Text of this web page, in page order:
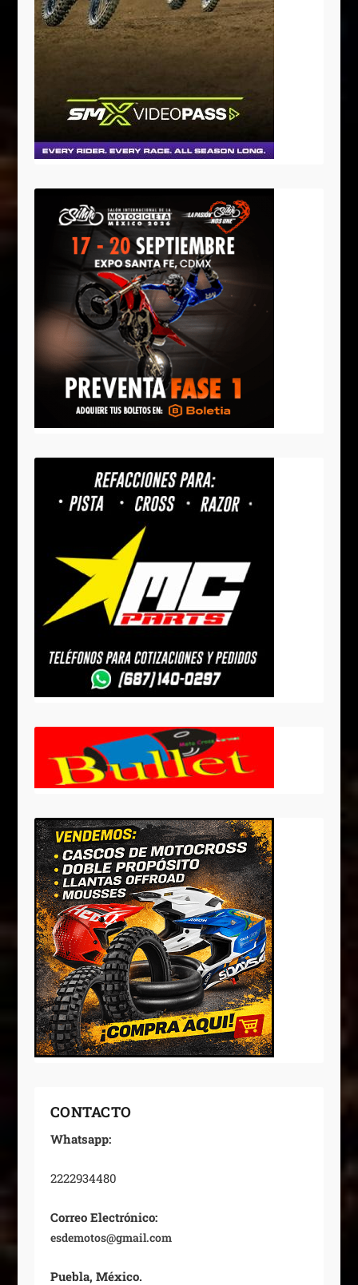
CONTACTO
Whatsapp:
2222934480
Correo Electrónico:
esdemotos@gmail.com
Puebla, México.